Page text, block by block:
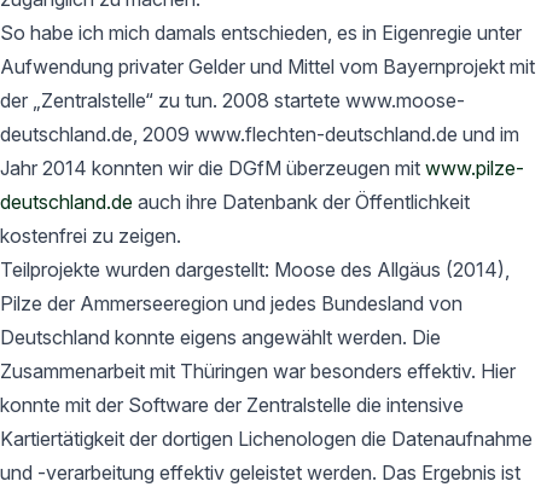
So habe ich mich damals entschieden, es in Eigenregie unter
Aufwendung privater Gelder und Mittel vom Bayernprojekt mit
der „Zentralstelle“ zu tun. 2008 startete www.moose-
deutschland.de, 2009 www.flechten-deutschland.de und im
Jahr 2014 konnten wir die DGfM überzeugen mit www.pilze-
deutschland.de auch ihre Datenbank der Öffentlichkeit
kostenfrei zu zeigen.
Teilprojekte wurden dargestellt: Moose des Allgäus (2014),
Pilze der Ammerseeregion und jedes Bundesland von
Deutschland konnte eigens angewählt werden. Die
Zusammenarbeit mit Thüringen war besonders effektiv. Hier
konnte mit der Software der Zentralstelle die intensive
Kartiertätigkeit der dortigen Lichenologen die Datenaufnahme
und -verarbeitung effektiv geleistet werden. Das Ergebnis ist